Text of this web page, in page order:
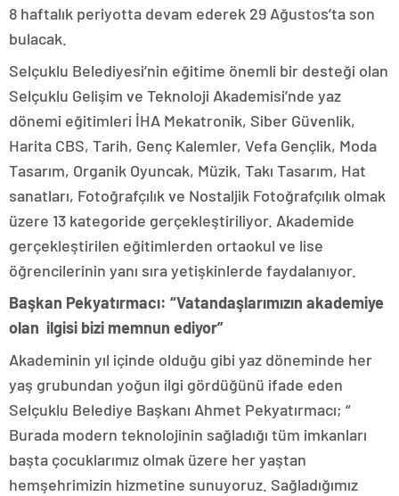
8 haftalık periyotta devam ederek 29 Ağustos’ta son
bulacak.
Selçuklu Belediyesi’nin eğitime önemli bir desteği olan
Selçuklu Gelişim ve Teknoloji Akademisi’nde yaz
dönemi eğitimleri İHA Mekatronik, Siber Güvenlik,
Harita CBS, Tarih, Genç Kalemler, Vefa Gençlik, Moda
Tasarım, Organik Oyuncak, Müzik, Takı Tasarım, Hat
sanatları, Fotoğrafçılık ve Nostaljik Fotoğrafçılık olmak
üzere 13 kategoride gerçekleştiriliyor. Akademide
gerçekleştirilen eğitimlerden ortaokul ve lise
öğrencilerinin yanı sıra yetişkinlerde faydalanıyor.
Başkan Pekyatırmacı: “Vatandaşlarımızın akademiye
olan ilgisi bizi memnun ediyor”
Akademinin yıl içinde olduğu gibi yaz döneminde her
yaş grubundan yoğun ilgi gördüğünü ifade eden
Selçuklu Belediye Başkanı Ahmet Pekyatırmacı; “
Burada modern teknolojinin sağladığı tüm imkanları
başta çocuklarımız olmak üzere her yaştan
hemşehrimizin hizmetine sunuyoruz. Sağladığımız